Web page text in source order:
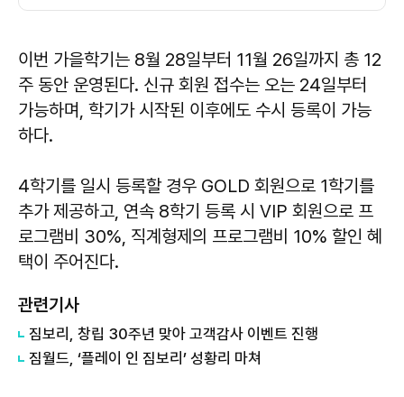
이번 가을학기는 8월 28일부터 11월 26일까지 총 12
주 동안 운영된다. 신규 회원 접수는 오는 24일부터
가능하며, 학기가 시작된 이후에도 수시 등록이 가능
하다.
4학기를 일시 등록할 경우 GOLD 회원으로 1학기를
추가 제공하고, 연속 8학기 등록 시 VIP 회원으로 프
로그램비 30%, 직계형제의 프로그램비 10% 할인 혜
택이 주어진다.
관련기사
​짐보리, 창립 30주년 맞아 고객감사 이벤트 진행
짐월드, ‘플레이 인 짐보리’ 성황리 마쳐